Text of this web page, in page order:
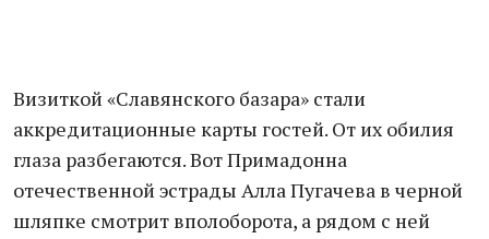
Визиткой «Славянского базара» стали
аккредитационные карты гостей. От их обилия
глаза разбегаются. Вот Примадонна
отечественной эстрады Алла Пугачева в черной
шляпке смотрит вполоборота, а рядом с ней